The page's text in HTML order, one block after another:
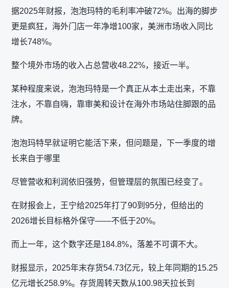
据2025年财报，泡泡玛特的毛利率冲破72%。出海的脚步
更是疯狂，海外门店一年净增100家，美洲市场收入同比
增长748%。
整个境外市场的收入占总营收48.22%，接近一半。
某种程度来说，泡泡玛特是一个真正从本土走出来，不靠
注水，不靠自嗨，靠审美和设计在海外市场站住脚跟的品
牌。
泡泡玛特早就证明它能活下来，但问题是，下一季度的增
长来自于哪里
尽管营收和利润依旧强势，但管理层的氛围已经变了。
在财报会上，王宁给2025年打了90到95分，但给出的
2026增长目标格外保守——不低于20%。
而上一年，这个数字还是184.8%，落差不可谓不大。
财报显示，2025年末存货54.73亿元，较上年同期的15.25
亿元增长258.9%。存货周转天数从100.98天拉长到